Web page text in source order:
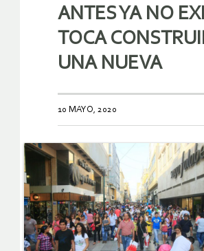
ANTES YA NO
TOCA
UNA NUEVA
10 MAYO, 2020